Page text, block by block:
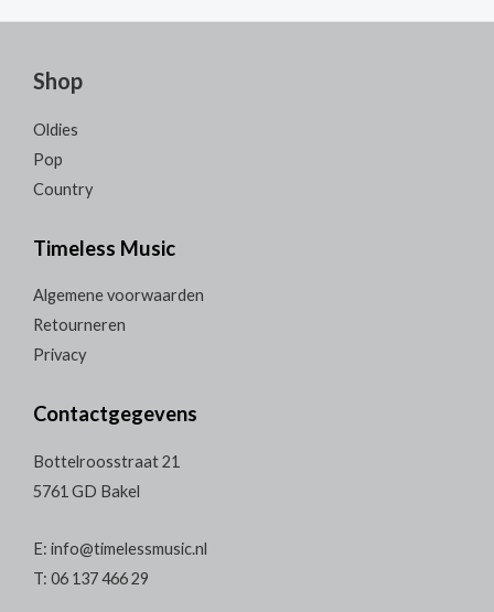
Shop
Oldies
Pop
Country
Timeless Music
Algemene voorwaarden
Retourneren
Privacy
Contactgegevens
Bottelroosstraat 21
5761 GD Bakel
E: info@timelessmusic.nl
T: 06 137 466 29